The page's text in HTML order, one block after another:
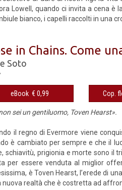
Lowell, quando ci invita a cena è
bianco, i capelli raccolti in una
in Chains. Come
Soto
eBook € 0,99 Cop.
sei un gentiluomo, Toven Hearst».
il regno di Evermore viene
è cambiato per sempre e che il
schiavitù, prigionia e morte sono il
per essere venduta al miglior
è Toven Hearst, l’erede di
nuova realtà che è costretta ad